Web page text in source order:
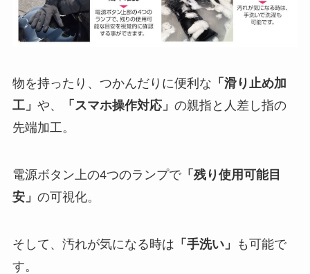
物を持ったり、つかんだりに便利な 「滑り止め加
工」 や、 「スマホ操作対応」 の親指と人差し指の
先端加工。
電源ボタン上の4つのランプで「残り使用可能目
安」 の可視化。
そして、汚れが気になる時は 「手洗い」
も可能で
す。